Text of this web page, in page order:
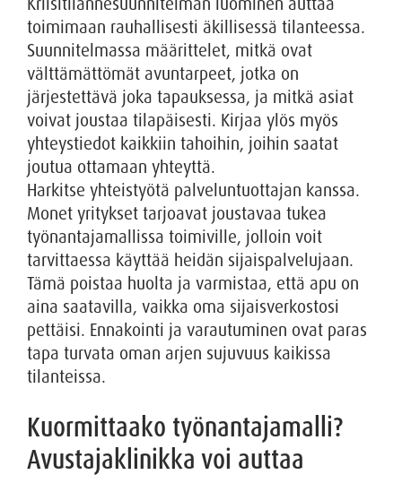
toimimaan rauhallisesti äkillisessä tilanteessa.
Suunnitelmassa määrittelet, mitkä ovat
välttämättömät avuntarpeet, jotka on
järjestettävä joka tapauksessa, ja mitkä asiat
voivat joustaa tilapäisesti. Kirjaa ylös myös
yhteystiedot kaikkiin tahoihin, joihin saatat
joutua ottamaan yhteyttä.
Harkitse yhteistyötä palveluntuottajan kanssa.
Monet yritykset tarjoavat joustavaa tukea
työnantajamallissa toimiville, jolloin voit
tarvittaessa käyttää heidän sijaispalvelujaan.
Tämä poistaa huolta ja varmistaa, että apu on
aina saatavilla, vaikka oma sijaisverkostosi
pettäisi. Ennakointi ja varautuminen ovat paras
tapa turvata oman arjen sujuvuus kaikissa
tilanteissa.
Kuormittaako työnantajamalli?
Avustajaklinikka voi auttaa